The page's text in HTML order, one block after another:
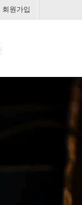
회원가입